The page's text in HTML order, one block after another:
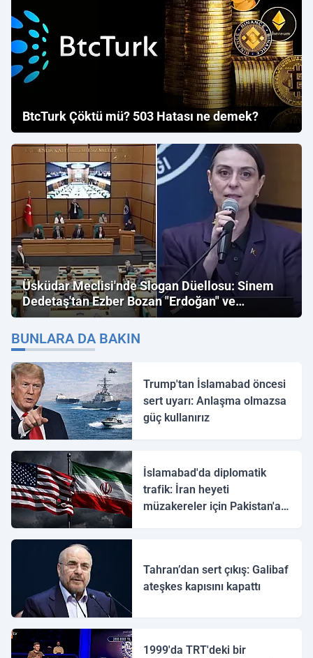
BtcTurk Çöktü mü? 503 Hatası ne demek?
Üsküdar Meclisi'nde Slogan Düellosu: Sinem
Dedetaş'tan Ezber Bozan "Erdoğan" ve
"İmamoğlu" Çıkışı!
BUNLARA DA BAKIN
Trump'tan İslamabad öncesi
sert uyarı: Anlaşma olmazsa
güç kullanırız
İslamabad'da diplomatik
trafik: İran heyeti
müzakereler için Pakistan'a
Tahran’dan sert çıkış: Galibaf
ateşkes kapısını kapattı
1999'da TRT'deki bir